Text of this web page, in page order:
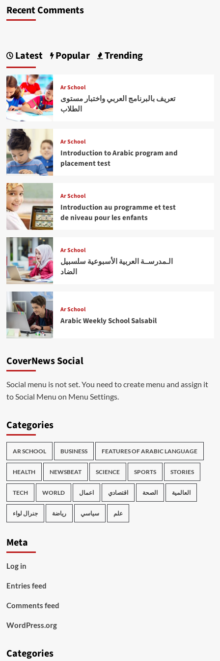
Recent Comments
Latest Popular Trending
Ar School
تعريف بالبرنامج العربي واختبار مستوى
الطلاب
Ar School
Introduction to Arabic program and
placement test
Ar School
Introduction au programme et test
de niveau pour les enfants
Ar School
الـمدرســة العربية الأسبوعية سلسبيل
الضاد
Ar School
Arabic Weekly School Salsabil
CoverNews Social
Social menu is not set. You need to create menu and assign it
to Social Menu on Menu Settings.
Categories
AR SCHOOL BUSINESS FEATURES OF ARABIC LANGUAGE
HEALTH NEWSBEAT SCIENCE SPORTS STORIES
TECH WORLD اعمال اقتصادي الصحة العالمية
جنرال لواء رياضة سياسي علم
Meta
Log in
Entries feed
Comments feed
WordPress.org
Categories